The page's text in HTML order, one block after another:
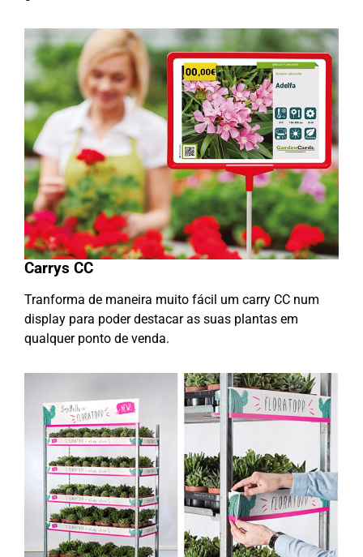
Carrys CC
Tranforma de maneira muito fácil um carry CC num
display para poder destacar as suas plantas em
qualquer ponto de venda.